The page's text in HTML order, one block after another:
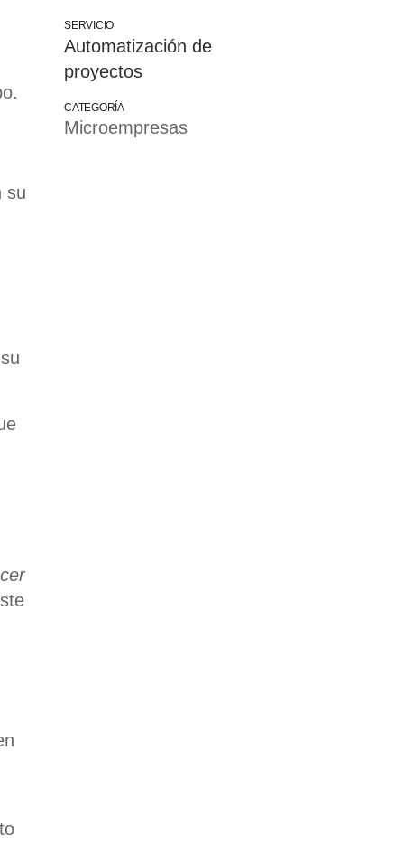
su
SERVICIO
Automatización de
proyectos
CATEGORÍA
Microempresas